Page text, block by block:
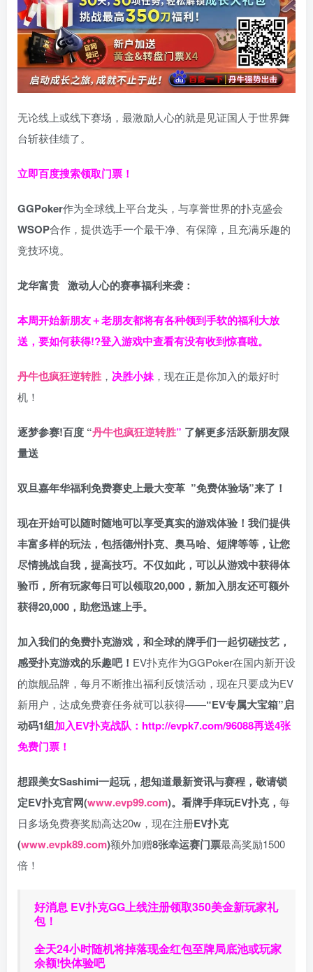
无论线上或线下赛场，最激励人心的就是见证国人于世界舞
台斩获佳绩了。
立即百度搜索领取门票！
GGPoker作为全球线上平台龙头，与享誉世界的扑克盛会
WSOP合作，提供选手一个最干净、有保障，且充满乐趣的
竞技环境。
龙华富贵 激动人心的赛事福利来袭：
本周开始新朋友＋老朋友都将有各种领到手软的福利大放
送，要如何获得!?登入游戏中查看有没有收到惊喜啦。
丹牛也疯狂逆转胜 ， 决胜小妹 ，现在正是你加入的最好时
机！
逐梦参赛!百度 “丹牛也疯狂逆转胜” 了解更多活跃新朋友限
量送
双旦嘉年华福利免费赛史上最大变革 ”免费体验场”来了！
现在开始可以随时随地可以享受真实的游戏体验！我们提供
丰富多样的玩法，包括德州扑克、奥马哈、短牌等等，让您
尽情挑战自我，提高技巧。不仅如此， 可以从游戏中获得体
验币，所有玩家每日可以领取20,000，新加入朋友还可额外
获得20,000，助您迅速上手。
加入我们的免费扑克游戏，和全球的牌手们一起切磋技艺，
感受扑克游戏的乐趣吧！ EV扑克作为GGPoker在国内新开设
的旗舰品牌，每月不断推出福利反馈活动，现在只要成为EV
新用户，达成免费赛任务就可以获得——“EV专属大宝箱”启
动码1组加入EV扑克战队： http://evpk7.com/96088再送4张
免费门票！
想跟美女Sashimi一起玩， 想知道最新资讯与赛程， 敬请锁
定EV扑克官网(www.evp99.com)。 看牌手痒玩EV扑克， 每
日多场免费赛奖励高达20w，现在注册EV扑克
(www.evpk89.com)额外加赠8张幸运赛门票最高奖励1500
倍！
好消息 EV扑克GG上线注册领取350美金新玩家礼
包！
全天24小时随机将掉落现金红包至牌局底池或玩家
余额!快体验吧